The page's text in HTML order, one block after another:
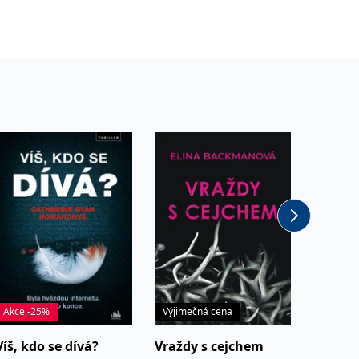
Akce -25%
kdo se dívá?
Výjimečná cena
Vraždy s cejchem